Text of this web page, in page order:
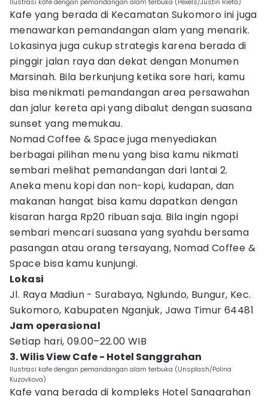
Kafe yang berada di Kecamatan Sukomoro ini juga
menawarkan pemandangan alam yang menarik.
Lokasinya juga cukup strategis karena berada di
pinggir jalan raya dan dekat dengan Monumen
Marsinah. Bila berkunjung ketika sore hari, kamu
bisa menikmati pemandangan area persawahan
dan jalur kereta api yang dibalut dengan suasana
sunset yang memukau.
Nomad Coffee & Space juga menyediakan
berbagai pilihan menu yang bisa kamu nikmati
sembari melihat pemandangan dari lantai 2.
Aneka menu kopi dan non-kopi, kudapan, dan
makanan hangat bisa kamu dapatkan dengan
kisaran harga Rp20 ribuan saja. Bila ingin ngopi
sembari mencari suasana yang syahdu bersama
pasangan atau orang tersayang, Nomad Coffee &
Space bisa kamu kunjungi.
Lokasi
Jl. Raya Madiun - Surabaya, Nglundo, Bungur, Kec.
Sukomoro, Kabupaten Nganjuk, Jawa Timur 64481
Jam operasional
Setiap hari, 09.00–22.00 WIB
3. Wilis View Cafe - Hotel Sanggrahan
Ilustrasi kafe dengan pemandangan alam terbuka (Unsplash/Polina
Kuzovkova)
Kafe yang berada di kompleks Hotel Sanggrahan